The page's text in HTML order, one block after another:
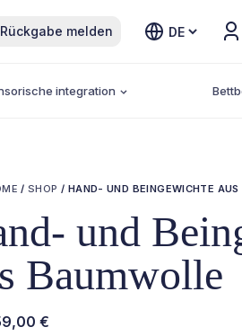
Rückgabe melden
Sprache
integration
/SHOP / HAND- UND BEINGEWICHTE AUS
und
Baumwolle
€